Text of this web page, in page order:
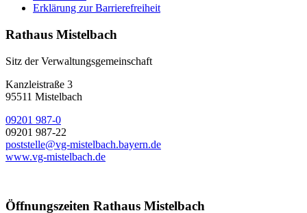
Erklärung zur Barrierefreiheit
Rathaus Mistelbach
Sitz der Verwaltungsgemeinschaft
Kanzleistraße 3
95511 Mistelbach
09201 987-0
09201 987-22
poststelle@vg-mistelbach.bayern.de
www.vg-mistelbach.de
Öffnungszeiten Rathaus Mistelbach